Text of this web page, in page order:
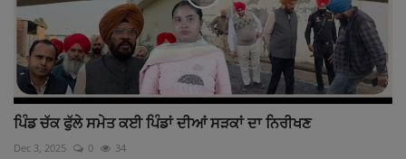
ਪਿੰਡ ਚੱਕ ਫੁੱਲੇ ਸਮੇਤ ਕਈ ਪਿੰਡਾਂ ਦੀਆਂ ਸੜਕਾਂ ਦਾ ਨਿਰੀਖਣ
Dec 3, 2025 0 34